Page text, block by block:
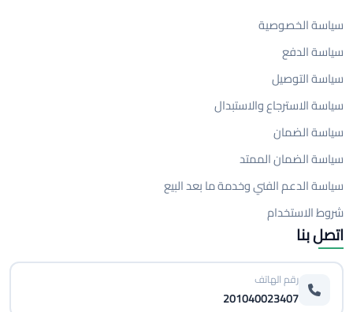
سياسة الخصوصية
سياسة الدفع
سياسة التوصيل
سياسة الاسترجاع والاستبدال
سياسة الضمان
سياسة الضمان الممتد
سياسة الدعم الفني وخدمة ما بعد البيع
شروط الاستخدام
اتصل بنا
رقم الهاتف
201040023407